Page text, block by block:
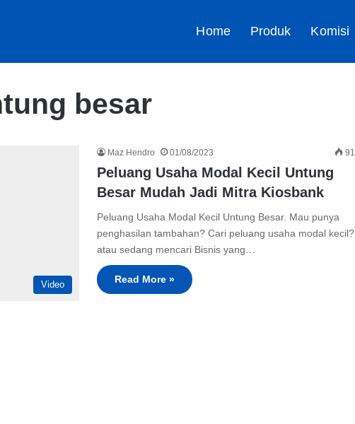
Home Produk Komisi
besar
Video
Maz Hendro 01/08/2023 91
Peluang Usaha Modal Kecil Untung
Besar Mudah Jadi Mitra Kiosbank
Peluang Usaha Modal Kecil Untung Besar. Mau punya
penghasilan tambahan? Cari peluang usaha modal kecil?
atau sedang mencari Bisnis yang…
Read More »